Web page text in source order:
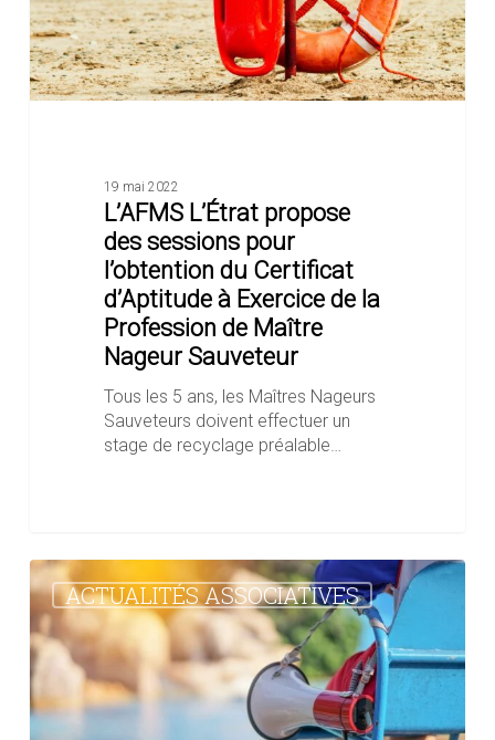
Certificat
d’Aptitude
à
Exercice
Sauveteur
19 mai 2022
L’AFMS L’Étrat propose
des sessions pour
l’obtention du Certificat
d’Aptitude à Exercice de la
Profession de Maître
Nageur Sauveteur
Tous les 5 ans, les Maîtres Nageurs
Sauveteurs doivent effectuer un
stage de recyclage préalable…
L’AFMS
L’Étrat
propose
des
sessions
pour
l’obtention
ACTUALITÉS ASSOCIATIVES